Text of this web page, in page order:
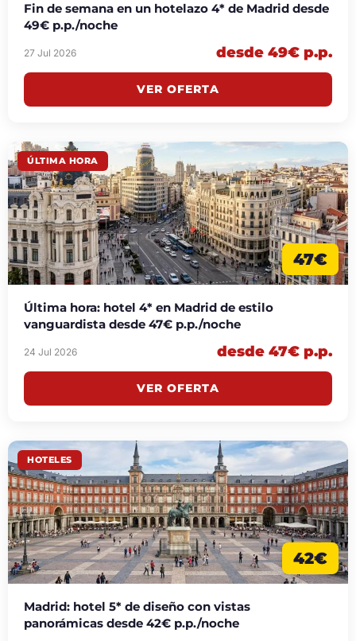
Fin de semana en un hotelazo 4* de Madrid desde
49€ p.p./noche
27 Jul 2026 desde 49€ p.p.
VER OFERTA
ÚLTIMA HORA
47€
Última hora: hotel 4* en Madrid de estilo
vanguardista desde 47€ p.p./noche
24 Jul 2026 desde 47€ p.p.
VER OFERTA
HOTELES
42€
Madrid: hotel 5* de diseño con vistas
panorámicas desde 42€ p.p./noche